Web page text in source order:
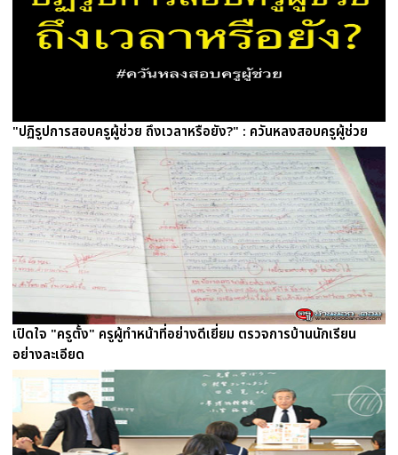
"ปฏิรูปการสอบครูผู้ช่วย ถึงเวลาหรือยัง?" : ควันหลงสอบครูผู้ช่วย
เปิดใจ "ครูตั้ง" ครูผู้ทำหน้าที่อย่างดีเยี่ยม ตรวจการบ้านนักเรียน
อย่างละเอียด